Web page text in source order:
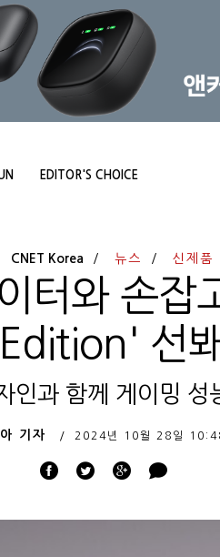
EDITOR'S CHOICE
CNET Korea 뉴스 신제품
터와 손
Edition' 선봬
인과 함께 게이밍 성
기자 2024년 10월 28일